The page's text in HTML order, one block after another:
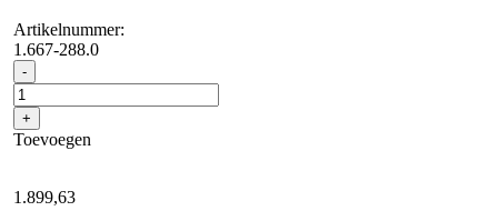
Artikelnummer:
1.667-288.0
- NT
75/2
Tact²
Me
aantal
+
Toevoegen
1.899,63